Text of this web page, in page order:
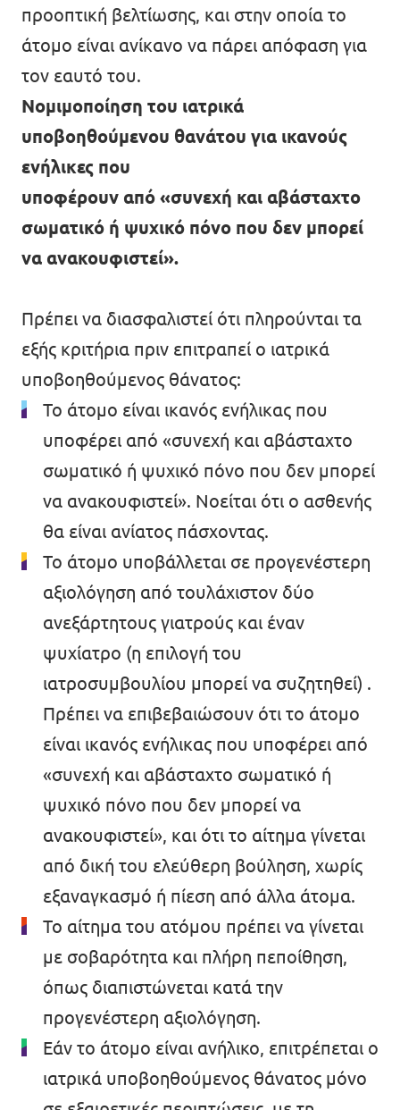
προοπτική βελτίωσης, και στην οποία το
άτομο είναι ανίκανο να πάρει απόφαση για
τον εαυτό του.
Νομιμοποίηση του ιατρικά
υποβοηθούμενου θανάτου για ικανούς
ενήλικες που
υποφέρουν από «συνεχή και αβάσταχτο
σωματικό ή ψυχικό πόνο που δεν μπορεί
να ανακουφιστεί».
Πρέπει να διασφαλιστεί ότι πληρούνται τα
εξής κριτήρια πριν επιτραπεί ο ιατρικά
υποβοηθούμενος θάνατος:
Το άτομο είναι ικανός ενήλικας που
υποφέρει από «συνεχή και αβάσταχτο
σωματικό ή ψυχικό πόνο που δεν μπορεί
να ανακουφιστεί». Νοείται ότι ο ασθενής
θα είναι ανίατος πάσχοντας.
Το άτομο υποβάλλεται σε προγενέστερη
αξιολόγηση από τουλάχιστον δύο
ανεξάρτητους γιατρούς και έναν
ψυχίατρο (η επιλογή του
ιατροσυμβουλίου μπορεί να συζητηθεί) .
Πρέπει να επιβεβαιώσουν ότι το άτομο
είναι ικανός ενήλικας που υποφέρει από
«συνεχή και αβάσταχτο σωματικό ή
ψυχικό πόνο που δεν μπορεί να
ανακουφιστεί», και ότι το αίτημα γίνεται
από δική του ελεύθερη βούληση, χωρίς
εξαναγκασμό ή πίεση από άλλα άτομα.
Το αίτημα του ατόμου πρέπει να γίνεται
με σοβαρότητα και πλήρη πεποίθηση,
όπως διαπιστώνεται κατά την
προγενέστερη αξιολόγηση.
Εάν το άτομο είναι ανήλικο, επιτρέπεται ο
ιατρικά υποβοηθούμενος θάνατος μόνο